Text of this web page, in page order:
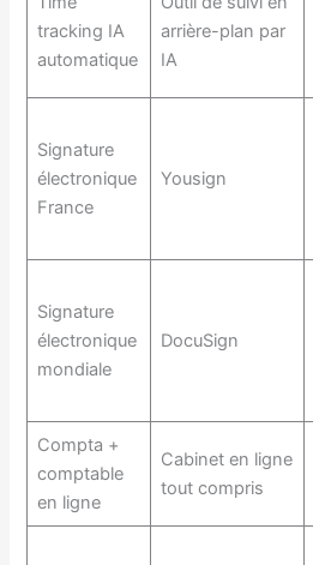
tracking IA
automatique
arrière-plan par
IA
Signature
électronique
France
Yousign
Signature
électronique
mondiale
DocuSign
Compta +
comptable
en ligne
Cabinet en ligne
tout compris